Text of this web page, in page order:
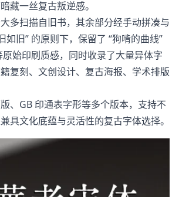
藏一丝复古叛逆感。
多扫描自旧书，其余部分经手动拼凑与
如旧” 的原则下，保留了 “狗啃的曲线”
原始印刷质感，同时收录了大量异体字
复刻、文创设计、复古海报、学术排版
、GB 印通表字形等多个版本，支持不
具文化底蕴与灵活性的复古字体选择。